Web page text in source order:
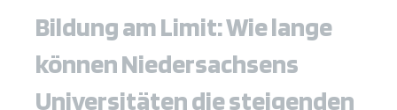
Bildung am Limit: Wie lange
können Niedersachsens
Universitäten die steigenden